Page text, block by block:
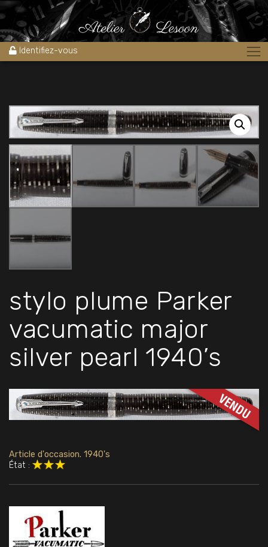
Identifiez-vous
Accueil » Boutique Stylos » Stylos plume
stylo plume Parker
vacumatic major silver pearl 1940’s
stylo plume Parker
vacumatic major
silver pearl 1940’s
Article d'occasion. 1940's
État :